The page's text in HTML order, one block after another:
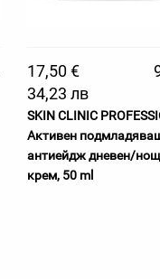
17,50 €
34,23 лв
SKIN CLINIC
Активен
антиейдж дневен/
крем, 50 ml